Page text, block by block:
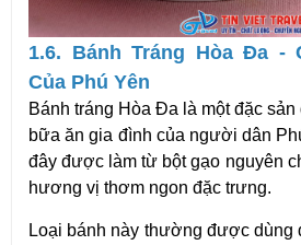
1.6. Bánh Tráng Hòa Đa -
Của Phú Yên
Bánh tráng Hòa Đa là một đặc
bữa ăn gia đình của người dân
đây được làm từ bột gạo nguyên
hương vị thơm ngon đặc trưng.
Loại bánh này thường được dùng